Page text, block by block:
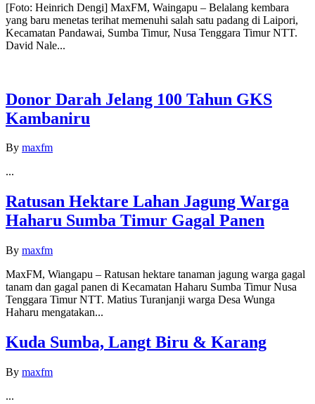
[Foto: Heinrich Dengi] MaxFM, Waingapu – Belalang kembara
yang baru menetas terihat memenuhi salah satu padang di Laipori,
Kecamatan Pandawai, Sumba Timur, Nusa Tenggara Timur NTT.
David Nale...
Donor Darah Jelang 100 Tahun GKS
Kambaniru
By maxfm
...
Ratusan Hektare Lahan Jagung Warga
Haharu Sumba Timur Gagal Panen
By maxfm
MaxFM, Wiangapu – Ratusan hektare tanaman jagung warga gagal
tanam dan gagal panen di Kecamatan Haharu Sumba Timur Nusa
Tenggara Timur NTT. Matius Turanjanji warga Desa Wunga
Haharu mengatakan...
Kuda Sumba, Langt Biru & Karang
By maxfm
...